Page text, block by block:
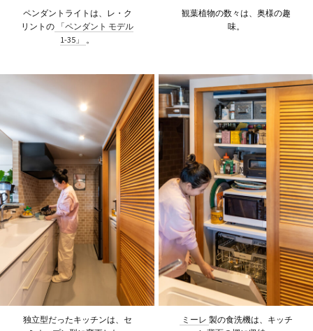
ペンダントライトは、レ・ク
リントの
「ペンダント モデル
1-35」
。
観葉植物の数々は、奥様の趣
味。
独立型だったキッチンは、セ
ミーレ 製の食洗機は、キッチ